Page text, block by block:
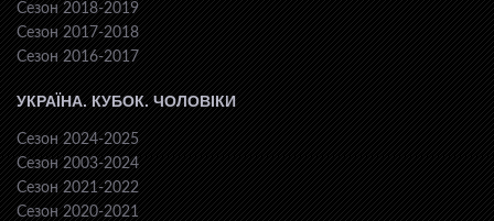
Сезон 2018-2019
Сезон 2017-2018
Сезон 2016-2017
УКРАЇНА. КУБОК. ЧОЛОВІКИ
Сезон 2024-2025
Сезон 2003-2024
Сезон 2021-2022
Сезон 2020-2021